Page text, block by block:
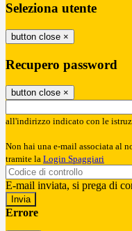
Seleziona utente
button close ×
Recupero password
button close ×
all'indirizzo indicato con le
Non hai una e-mail associata al
tramite la Login Spaggiari
E-mail inviata, si prega di
Errore